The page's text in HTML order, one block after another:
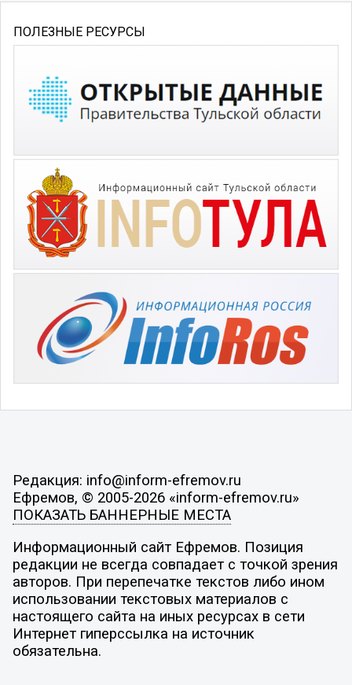
ПОЛЕЗНЫЕ РЕСУРСЫ
Редакция: info@inform-efremov.ru
Ефремов, © 2005-2026 «inform-efremov.ru»
ПОКАЗАТЬ БАННЕРНЫЕ МЕСТА
Информационный сайт Ефремов. Позиция
редакции не всегда совпадает с точкой зрения
авторов. При перепечатке текстов либо ином
использовании текстовых материалов с
настоящего сайта на иных ресурсах в сети
Интернет гиперссылка на источник
обязательна.